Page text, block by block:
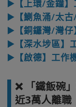
▶️【上環/金鐘】
▶️【鰂魚涌/太
▶️【銅鑼灣/灣仔
▶️【深水埗區】
▶️【啟德】工作
❌ 「鐵飯碗
近3萬人離職